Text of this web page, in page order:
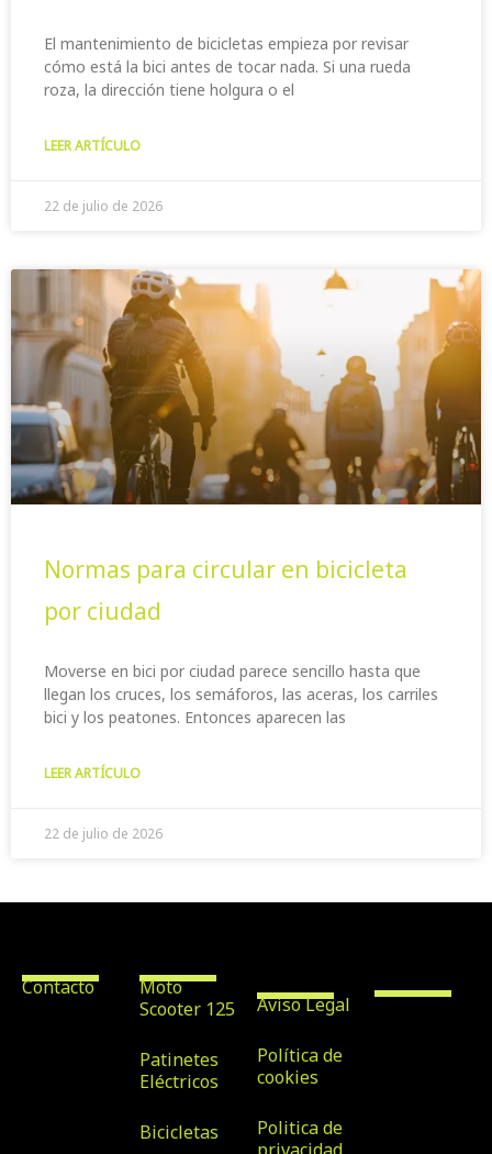
El mantenimiento de bicicletas empieza por revisar
cómo está la bici antes de tocar nada. Si una rueda
roza, la dirección tiene holgura o el
LEER ARTÍCULO
22 de julio de 2026
Normas para circular en bicicleta
por ciudad
Moverse en bici por ciudad parece sencillo hasta que
llegan los cruces, los semáforos, las aceras, los carriles
bici y los peatones. Entonces aparecen las
LEER ARTÍCULO
22 de julio de 2026
Contacto
Moto
Scooter 125
Patinetes
Eléctricos
Bicicletas
Aviso Legal
Política de
cookies
Politica de